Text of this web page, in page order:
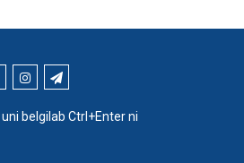
belgilab Ctrl+Enter ni